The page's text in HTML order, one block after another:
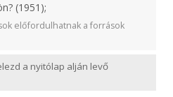
(1951);
előfordulhatnak a források
a nyitólap alján levő